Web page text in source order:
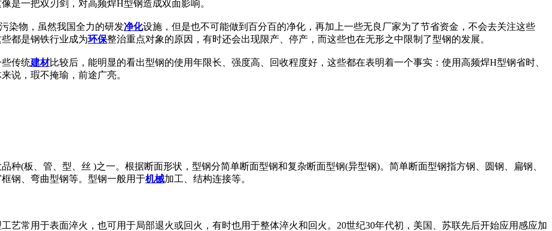
是一把双刃剑，对高频焊H型钢造成双面影响。
染物，虽然我国全力的研发净化设施，但是也不可能做到百分百的净化，再加上一些无良厂家为了节省资金，不会去关注这些
都是钢铁行业成为环保整治重点对象的原因，有时还会出现限产、停产，而这些也在无形之中限制了型钢的发展。
传统建材比较后，能明显的看出型钢的使用年限长、强度高、回收程度好，这些都在表明着一个事实：使用高频焊H型钢省时、
说，瑕不掩瑜，前途广亮。
种(板、管、型、丝 )之一。根据断面形状，型钢分简单断面型钢和复杂断面型钢(异型钢)。简单断面型钢指方钢、圆钢、扁钢、
框钢、弯曲型钢等。型钢一般用于机械加工、结构连接等。
艺常用于表面淬火，也可用于局部退火或回火，有时也用于整体淬火和回火。20世纪30年代初，美国、苏联先后开始应用感应加